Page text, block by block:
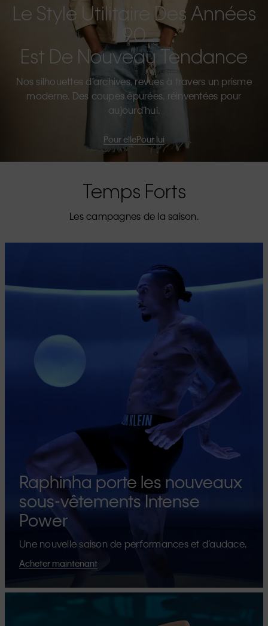
Le Style Utilitaire Des Années
90
Est De Nouveau Tendance
Nos silhouettes d’archives, revues à travers un prisme
moderne. Des coupes épurées, réinventées pour
aujourd’hui.
Pour ellePour lui
Temps Forts
Les campagnes de la saison.
Raphinha porte les nouveaux
sous-vêtements Intense
Power
Une nouvelle saison de performances et d’audace.
Acheter maintenant